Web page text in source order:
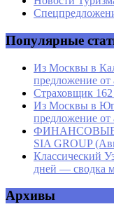
Популярные
Из Москвы в
предложение от
Страховщик
Из Москвы в
предложение
SIA GROUP
Классический
дней — сводка
Архивы